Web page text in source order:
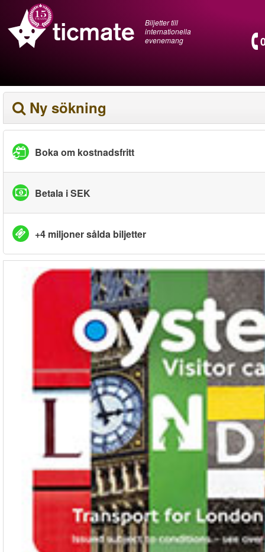
Biljetter till
internationella
evenemang
Ny sökning
Boka om kostnadsfritt
Betala i SEK
+4 miljoner sålda biljetter